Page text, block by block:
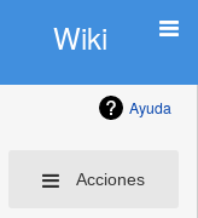
Wiki
Ayuda
Acciones